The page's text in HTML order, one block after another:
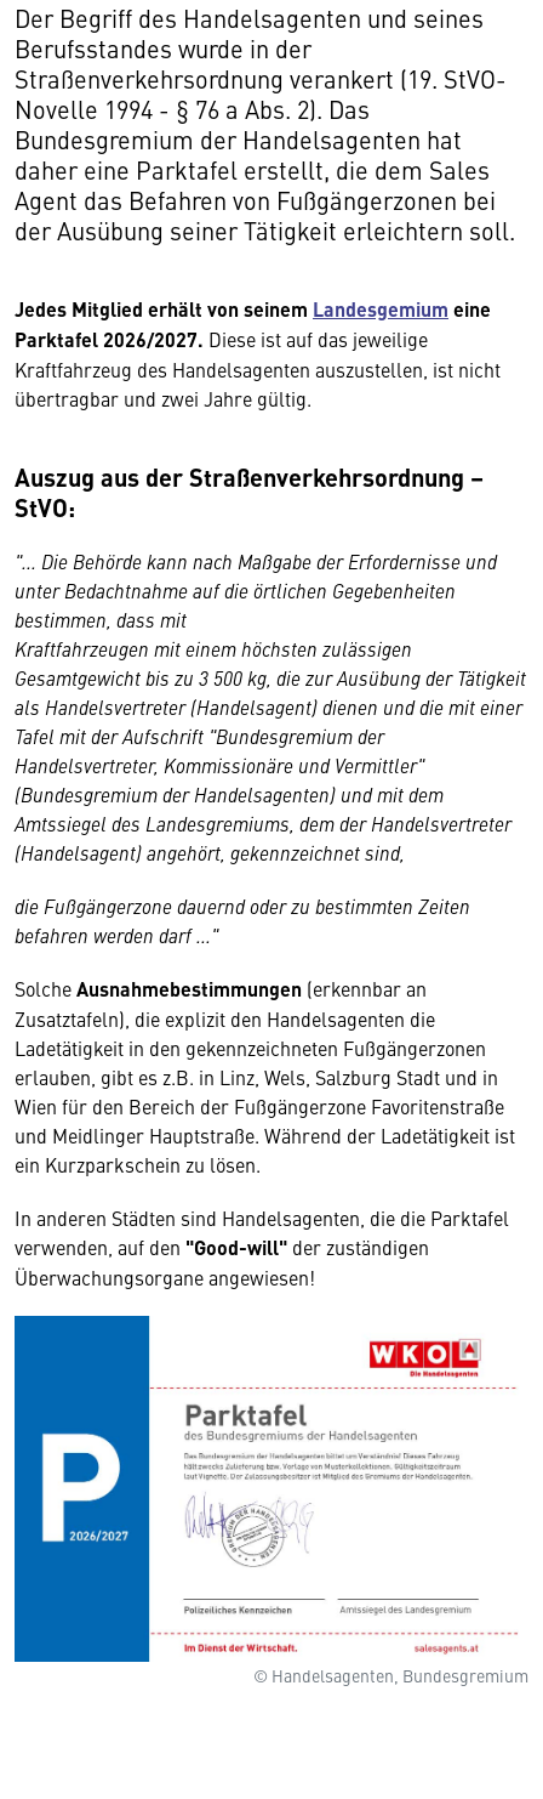
Der Begriff des Handelsagenten und seines
Berufsstandes wurde in der
Straßenverkehrsordnung verankert (19. StVO-
Novelle 1994 - § 76 a Abs. 2). Das
Bundesgremium der Handelsagenten hat
daher eine Parktafel erstellt, die dem Sales
Agent das Befahren von Fußgängerzonen bei
der Ausübung seiner Tätigkeit erleichtern soll.
Jedes Mitglied erhält von seinem Landesgemium eine
Parktafel 2026/2027. Diese ist auf das jeweilige
Kraftfahrzeug des Handelsagenten auszustellen, ist nicht
übertragbar und zwei Jahre gültig.
Auszug aus der Straßenverkehrsordnung –
StVO:
"... Die Behörde kann nach Maßgabe der Erfordernisse und
unter Bedachtnahme auf die örtlichen Gegebenheiten
bestimmen, dass mit
Kraftfahrzeugen mit einem höchsten zulässigen
Gesamtgewicht bis zu 3 500 kg, die zur Ausübung der Tätigkeit
als Handelsvertreter (Handelsagent) dienen und die mit einer
Tafel mit der Aufschrift "Bundesgremium der
Handelsvertreter, Kommissionäre und Vermittler"
(Bundesgremium der Handelsagenten) und mit dem
Amtssiegel des Landesgremiums, dem der Handelsvertreter
(Handelsagent) angehört, gekennzeichnet sind,
die Fußgängerzone dauernd oder zu bestimmten Zeiten
befahren werden darf ..."
SolcheAusnahmebestimmungen (erkennbar an
Zusatztafeln), die explizit den Handelsagenten die
Ladetätigkeit in den gekennzeichneten Fußgängerzonen
erlauben, gibt es z.B. in Linz, Wels, Salzburg Stadt und in
Wien für den Bereich der Fußgängerzone Favoritenstraße
und Meidlinger Hauptstraße. Während der Ladetätigkeit ist
ein Kurzparkschein zu lösen.
In anderen Städten sind Handelsagenten, die die Parktafel
verwenden, auf den "Good-will" der zuständigen
Überwachungsorgane angewiesen!
© Handelsagenten, Bundesgremium